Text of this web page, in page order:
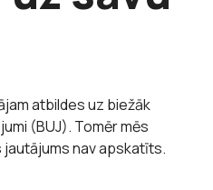
atbildes uz biežāk
(BUJ). Tomēr mēs
jautājums nav apskatīts.